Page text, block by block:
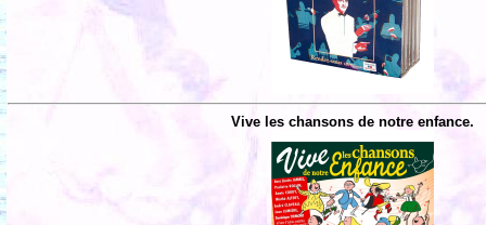
Vive les chansons de notre enfance.